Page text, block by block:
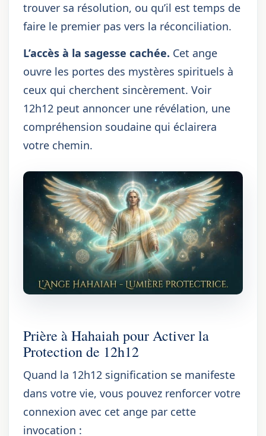
trouver sa résolution, ou qu’il est temps de
faire le premier pas vers la réconciliation.
L’accès à la sagesse cachée. Cet ange
ouvre les portes des mystères spirituels à
ceux qui cherchent sincèrement. Voir
12h12 peut annoncer une révélation, une
compréhension soudaine qui éclairera
votre chemin.
Prière à Hahaiah pour Activer la
Protection de 12h12
Quand la 12h12 signification se manifeste
dans votre vie, vous pouvez renforcer votre
connexion avec cet ange par cette
invocation :